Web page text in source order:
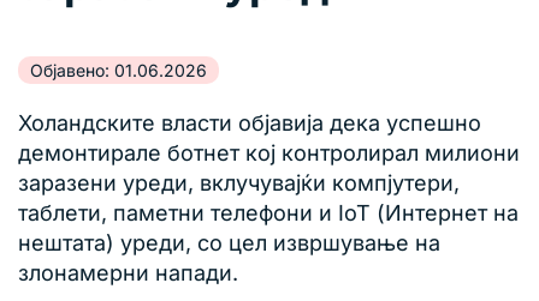
Објавено: 01.06.2026
Холандските власти објавија дека успешно
демонтирале ботнет кој контролирал милиони
заразени уреди, вклучувајќи компјутери,
таблети, паметни телефони и IoT (Интернет на
нештата) уреди, со цел извршување на
злонамерни напади.